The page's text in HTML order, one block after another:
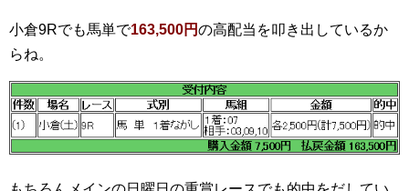
小倉9Rでも馬単で163,500円の高配当を叩き出しているか
らね。